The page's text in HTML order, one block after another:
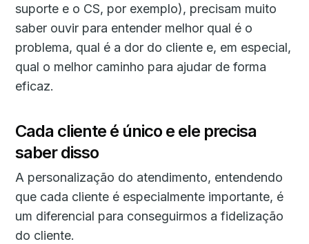
suporte e o CS, por exemplo), precisam muito
saber ouvir para entender melhor qual é o
problema, qual é a dor do cliente e, em especial,
qual o melhor caminho para ajudar de forma
eficaz.
Cada cliente é único e ele precisa
saber disso
A personalização do atendimento, entendendo
que cada cliente é especialmente importante, é
um diferencial para conseguirmos a fidelização
do cliente.